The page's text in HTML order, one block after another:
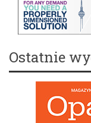
Ostatnie